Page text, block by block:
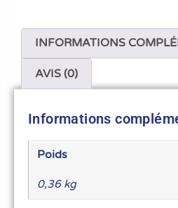
INFORMATIONS
AVIS (0)
Informations
Poids
0,36 kg